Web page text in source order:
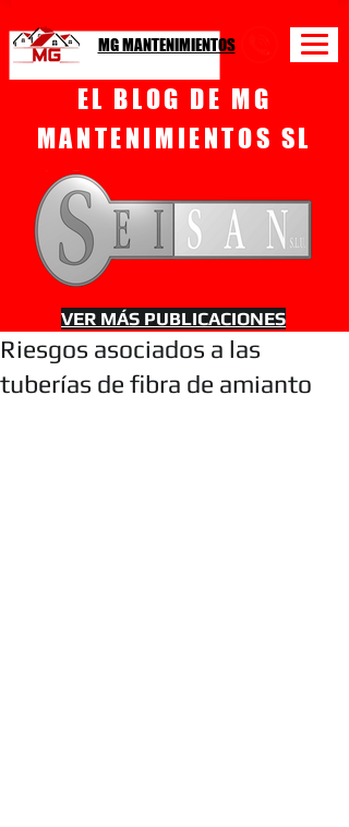
MG MANTENIMIENTOS
EL BLOG DE MG
MANTENIMIENTOS SL
VER MÁS PUBLICACIONES
Riesgos asociados a las
tuberías de fibra de amianto